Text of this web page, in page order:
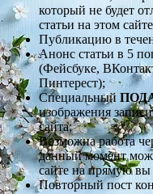
который не будет
статьи на этом
Публикацию в
Анонс статьи в 5
(Фейсбуке,
Пинтерест);
Специальный
изображения
сайта;
Возможна работа
данный момент
сайте на прямую вы
Повторный пост